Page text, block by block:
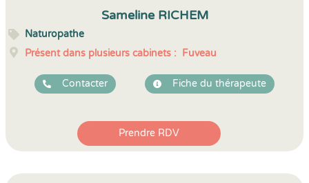
Sameline RICHEM
Naturopathe
Présent dans plusieurs cabinets : Fuveau
Contacter Fiche du thérapeute
Prendre RDV